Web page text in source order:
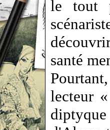
le tout
santé
lecteur